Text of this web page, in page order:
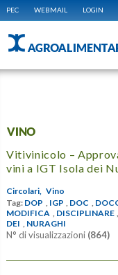
PEC WEBMAIL LOGIN
VINO
Vitivinicolo –
vini a IGT Isola dei
Circolari, Vino
Tag: DOP , IGP , DOC ,
MODIFICA , DISCIPLINARE ,
DEI , NURAGHI
N° di visualizzazioni (864)